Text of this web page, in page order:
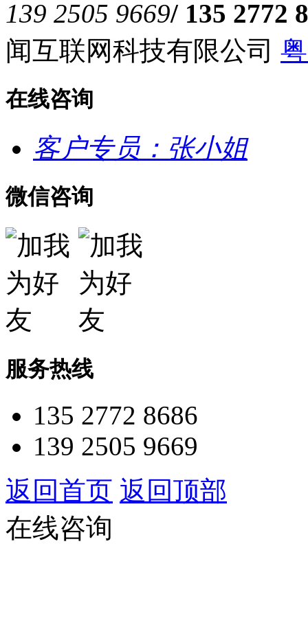
139 2505 9669/ 135 2772
闻互联网科技有限公司
在线咨询
客户专员：张小姐
微信咨询
服务热线
135 2772 8686
139 2505 9669
返回首页 返回顶部
在线咨询